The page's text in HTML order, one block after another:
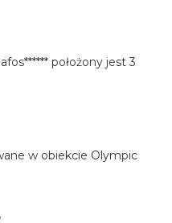
położony jest 3
w obiekcie Olympic